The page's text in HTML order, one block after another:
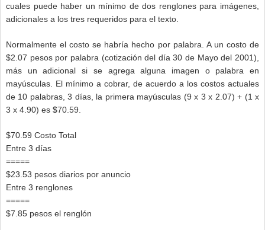
cuales puede haber un mínimo de dos renglones para imágenes,
adicionales a los tres requeridos para el texto.
Normalmente el costo se habría hecho por palabra. A un costo de
$2.07 pesos por palabra (cotización del día 30 de Mayo del 2001),
más un adicional si se agrega alguna imagen o palabra en
mayúsculas. El mínimo a cobrar, de acuerdo a los costos actuales
de 10 palabras, 3 días, la primera mayúsculas (9 x 3 x 2.07) + (1 x
3 x 4.90) es $70.59.
$70.59 Costo Total
Entre 3 días
=====
$23.53 pesos diarios por anuncio
Entre 3 renglones
=====
$7.85 pesos el renglón